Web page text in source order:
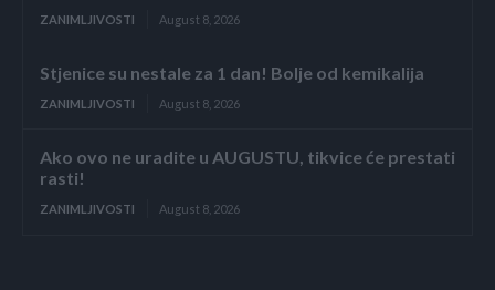
ZANIMLJIVOSTI August 8, 2026
Stjenice su nestale za 1 dan! Bolje od kemikalija
ZANIMLJIVOSTI August 8, 2026
Ako ovo ne uradite u AUGUSTU, tikvice će prestati
rasti!
ZANIMLJIVOSTI August 8, 2026